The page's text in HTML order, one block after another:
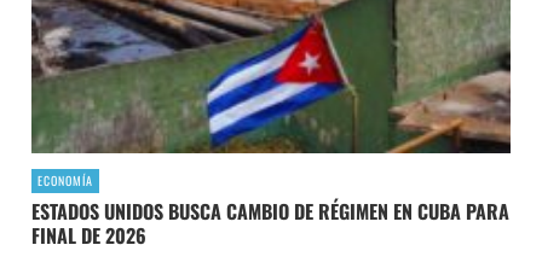
ECONOMÍA
ESTADOS UNIDOS BUSCA CAMBIO DE RÉGIMEN EN CUBA PARA
FINAL DE 2026